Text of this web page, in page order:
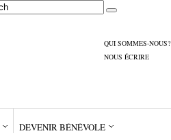
QUI SOMMES-NOUS?
NOUS ÉCRIRE
DEVENIR BÉNÉVOLE